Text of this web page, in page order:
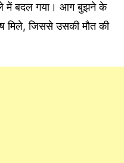
में बदल गया। आग बुझने के
जिससे उसकी मौत की